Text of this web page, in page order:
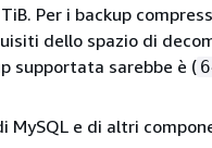
Per i backup
dello spazio di
supportata sarebbe è (
MySQL e di altri